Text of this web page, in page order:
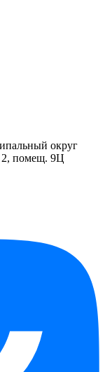
округ
2, помещ. 9Ц